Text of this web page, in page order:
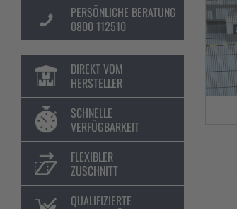
PERSÖNLICHE BERATUNG
0800 112510
DIREKT VOM
HERSTELLER
SCHNELLE
VERFÜGBARKEIT
FLEXIBLER
ZUSCHNITT
QUALIFIZIERTE